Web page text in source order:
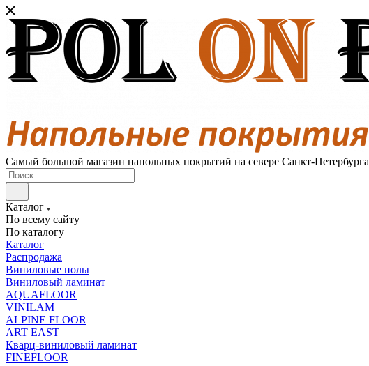
Самый большой магазин напольных покрытий на севере Санкт-Петербурга
Каталог
По всему сайту
По каталогу
Каталог
Распродажа
Виниловые полы
Виниловый ламинат
AQUAFLOOR
VINILAM
ALPINE FLOOR
ART EAST
Кварц-виниловый ламинат
FINEFLOOR